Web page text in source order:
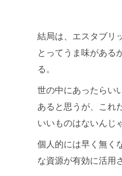
結局は、エスタブリ
とってうま味がある
る。
世の中にあったらい
あると思うが、これ
いいものはないんじ
個人的には早く無く
な資源が有効に活用